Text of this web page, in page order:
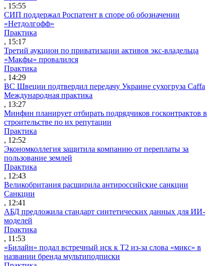
, 15:55
СИП поддержал Роспатент в споре об обозначении
«Нетдолгофф»
Практика
, 15:17
Третий аукцион по приватизации активов экс-владельца
«Макфы» провалился
Практика
, 14:29
ВС Швеции подтвердил передачу Украине сухогруза Caffa
Международная практика
, 13:27
Минфин планирует отбирать подрядчиков госконтрактов в
строительстве по их репутации
Практика
, 12:52
Экономколлегия защитила компанию от переплаты за
пользование землей
Практика
, 12:43
Великобритания расширила антироссийские санкции
Санкции
, 12:41
АБД предложила стандарт синтетических данных для ИИ-
моделей
Практика
, 11:53
«Билайн» подал встречный иск к Т2 из-за слова «микс» в
названии бренда мультиподписки